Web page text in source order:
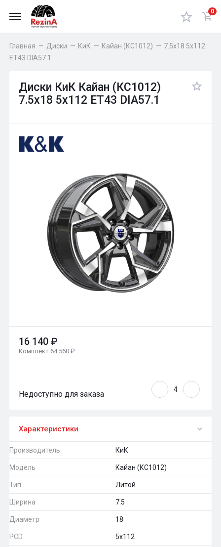
0
Главная — Диски — КиК — Кайан (КС1012) — 7.5x18 5x112
ET43 DIA57.1
Диски КиК Кайан (КС1012)
7.5x18 5x112 ET43 DIA57.1
16 140 ₽
Комплект 64 560 ₽
Недоступно для заказа
Характеристики
Производитель КиК
Модель Кайан (КС1012)
Тип Литой
Ширина 7.5
Диаметр 18
PCD 5x112